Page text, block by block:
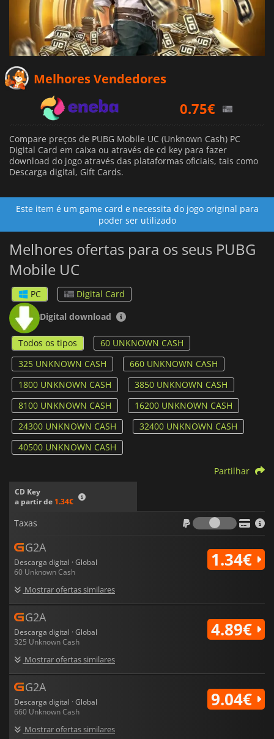
Melhores Vendedores
0.89€
9.89€
Compare preços de PUBG Mobile UC (Unknown Cash) PC
Digital Card em caixa ou através de cd key para fazer
download do jogo através das plataformas oficiais, tais como
Descarga digital, Gift Cards.
Este item é um game card e necessita do jogo original para
poder ser utilizado
Melhores ofertas para os seus PUBG
Mobile UC
PC
Digital Card
Digital download
Todos os tipos
60 UNKNOWN CASH
325 UNKNOWN CASH
660 UNKNOWN CASH
1800 UNKNOWN CASH
3850 UNKNOWN CASH
8100 UNKNOWN CASH
16200 UNKNOWN CASH
24300 UNKNOWN CASH
32400 UNKNOWN CASH
40500 UNKNOWN CASH
CD Key
a partir de 1.34€
Partilhar
Taxas
Taxas
G2A
Descarga digital · Global
60 Unknown Cash
Mostrar ofertas similares
1.34€
G2A
Descarga digital · Global
325 Unknown Cash
Mostrar ofertas similares
4.89€
G2A
Descarga digital · Global
660 Unknown Cash
Mostrar ofertas similares
9.04€